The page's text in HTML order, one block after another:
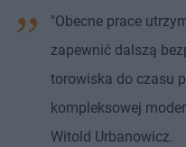
"Obecne prace
zapewnić dalszą
torowiska do czasu
kompleksowej
Witold Urbanowicz.